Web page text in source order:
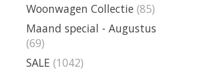
Woonwagen Collectie (85)
Maand special - Augustus
(69)
SALE (1042)